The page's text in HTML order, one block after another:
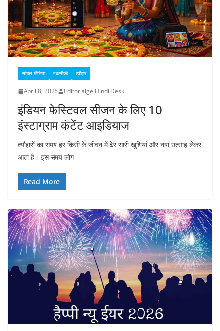
सोशल मीडिया तकनीकी त्यौहार
April 8, 2026 Editorialge Hindi Desk
इंडियन फेस्टिवल सीजन के लिए 10
इंस्टाग्राम कंटेंट आइडियाज
त्यौहारों का समय हर किसी के जीवन में ढेर सारी खुशियां और नया उत्साह लेकर
आता है। इस समय लोग
Read More